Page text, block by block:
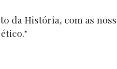
da História, com as